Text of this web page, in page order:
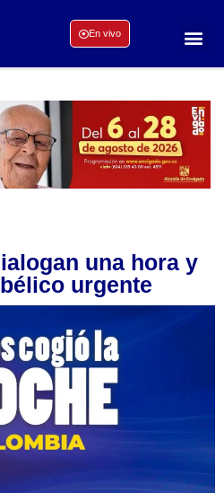
En vivo
una hora y
urgente